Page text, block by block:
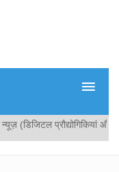
(डिजिटल प्रौद्योगिकियां और